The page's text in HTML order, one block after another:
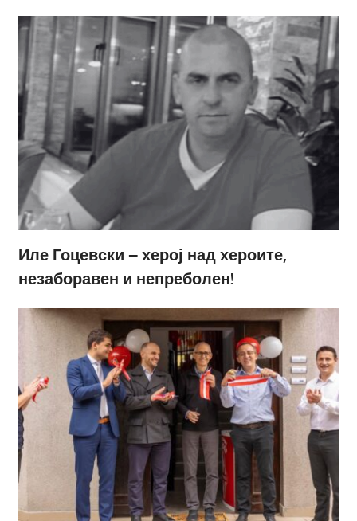
Иле Гоцевски – херој над хероите,
незаборавен и непреболен!